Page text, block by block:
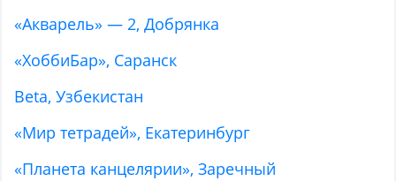
«Акварель» — 2, Добрянка
«ХоббиБар», Саранск
Beta, Узбекистан
«Мир тетрадей», Екатеринбург
«Планета канцелярии», Заречный